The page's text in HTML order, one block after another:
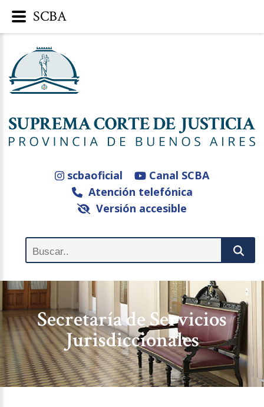
scbaoficial
Canal SCBA
Atención telefónica
Versión accesible
Secretaría de Servicios
Jurisdiccionales
SCBA